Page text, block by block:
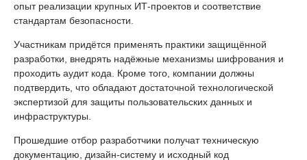
опыт реализации крупных ИТ-проектов и соответствие
стандартам безопасности.
Участникам придётся применять практики защищённой
разработки, внедрять надёжные механизмы шифрования и
проходить аудит кода. Кроме того, компании должны
подтвердить, что обладают достаточной технологической
экспертизой для защиты пользовательских данных и
инфраструктуры.
Прошедшие отбор разработчики получат техническую
документацию, дизайн-систему и исходный код